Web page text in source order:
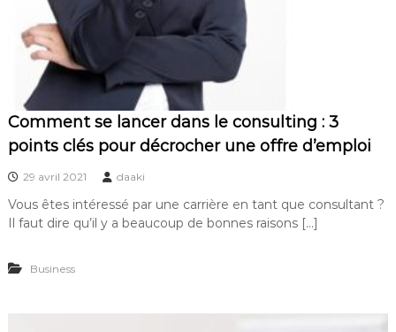
Comment se lancer dans le consulting : 3
points clés pour décrocher une offre d’emploi
29 avril 2021 daaki
Vous êtes intéressé par une carrière en tant que consultant ?
Il faut dire qu’il y a beaucoup de bonnes raisons […]
Business